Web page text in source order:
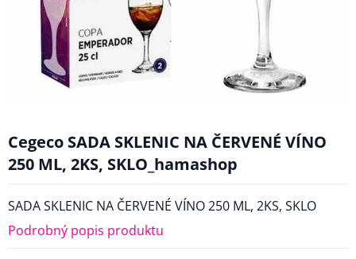
Cegeco SADA SKLENIC NA ČERVENÉ VÍNO
250 ML, 2KS, SKLO_hamashop
SADA SKLENIC NA ČERVENÉ VÍNO 250 ML, 2KS, SKLO
Podrobný popis produktu